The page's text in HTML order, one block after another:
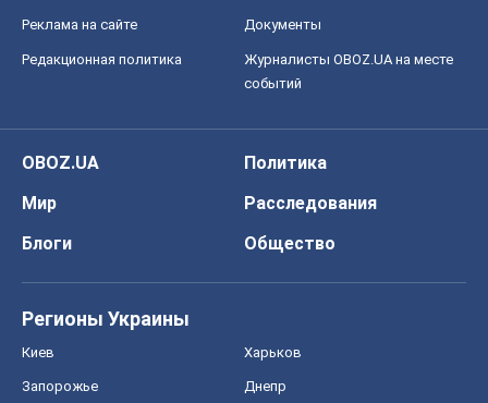
Реклама на сайте Документы
Редакционная политика
Журналисты OBOZ.UA на месте
событий
OBOZ.UA
Политика
Мир
Расследования
Блоги
Общество
Регионы Украины
Киев Харьков
Запорожье Днепр